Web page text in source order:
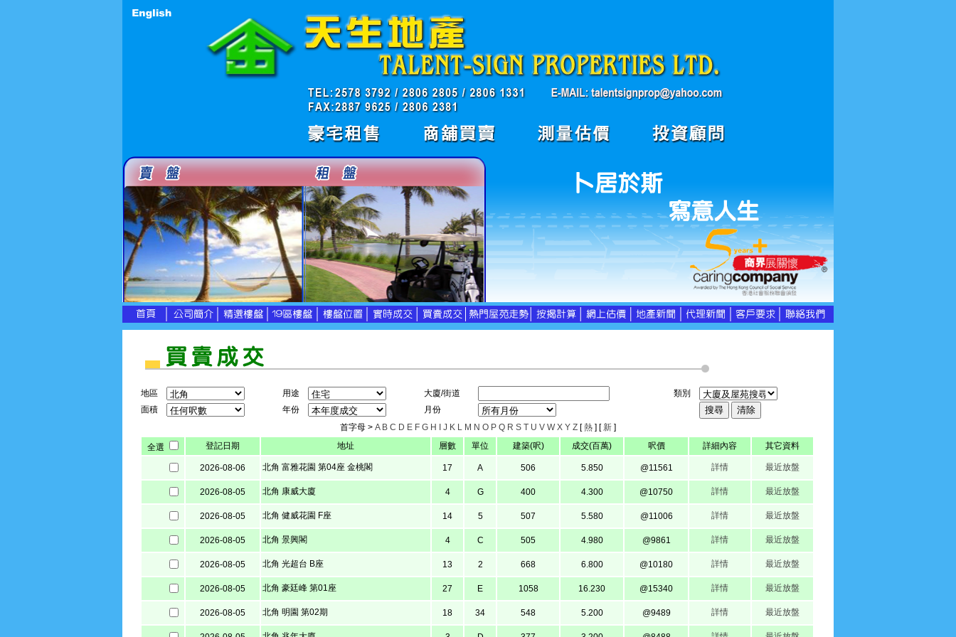
地區 用途 大廈/街道
類別
面積
年份
月份
首字母 > A B C D E F G H J K L M N O P Q R S T U V W X Y Z [熱 ] [ 新 ]
全選
登記日期 地址 層數 單位 建築(呎) 成交(百萬) 呎價 詳細內容 其它資料
2026-08-06 北角 富雅花園 第04座 金桃閣 17 A 506 5.850 @11561 詳情 最近放盤
2026-08-05 北角 康威大廈 4 G 400 4.300 @10750 詳情 最近放盤
2026-08-05 北角 健威花園 F座 14 5 507 5.580 @11006 詳情 最近放盤
2026-08-05 北角 景興閣 4 C 505 4.980 @9861 詳情 最近放盤
2026-08-05 北角 光超台 B座 13 2 668 6.800 @10180 詳情 最近放盤
2026-08-05 北角 豪廷峰 第01座 27 E 1058 16.230 @15340 詳情 最近放盤
2026-08-05 北角 明園 第02期 18 34 548 5.200 @9489 詳情 最近放盤